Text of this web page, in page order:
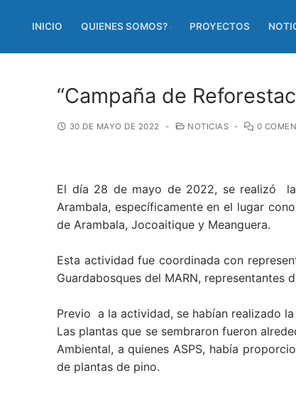
INICIO QUIENES SOMOS? PROYECTOS
“Campaña de
30 DE MAYO DE 2022 - NOTICIAS - 0
El día 28 de mayo de 2022, se realizó
Arambala, específicamente en el lugar
de Arambala, Jocoaitique y Meanguera.
Esta actividad fue coordinada con
Guardabosques del MARN,
Previo a la actividad, se habían realizado
Las plantas que se sembraron fueron
Ambiental, a quienes ASPS, había
de plantas de pino.